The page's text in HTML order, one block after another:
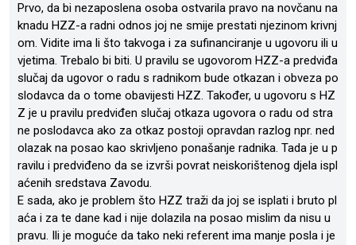
Prvo, da bi nezaposlena osoba ostvarila pravo na novčanu na
knadu HZZ-a radni odnos joj ne smije prestati njezinom krivnj
om. Vidite ima li što takvoga i za sufinanciranje u ugovoru ili u
vjetima. Trebalo bi biti. U pravilu se ugovorom HZZ-a predviđa
slučaj da ugovor o radu s radnikom bude otkazan i obveza po
slodavca da o tome obavijesti HZZ. Također, u ugovoru s HZ
Z je u pravilu predviđen slučaj otkaza ugovora o radu od stra
ne poslodavca ako za otkaz postoji opravdan razlog npr. ned
olazak na posao kao skrivljeno ponašanje radnika. Tada je u p
ravilu i predviđeno da se izvrši povrat neiskorištenog djela ispl
aćenih sredstava Zavodu.
E sada, ako je problem što HZZ traži da joj se isplati i bruto pl
aća i za te dane kad i nije dolazila na posao mislim da nisu u
pravu. Ili je moguće da tako neki referent ima manje posla i je